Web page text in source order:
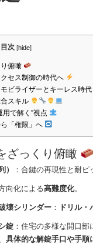
目次 [hide]
俯瞰
セス制御の時代へ
ビライザーとキーレス時代
スキル
で解く”視点
「権限」へ
ざっくり俯瞰
） ：合鍵の再現性と耐ピ
向化による高難度化。
壊シリンダー ： ドリル
錠 ：住宅の多様な開口部
具体的な解錠手口や手順